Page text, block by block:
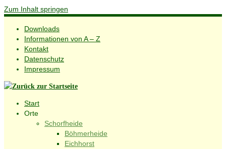
Zum Inhalt springen
Downloads
Informationen von A – Z
Kontakt
Datenschutz
Impressum
Start
Orte
Schorfheide
Böhmerheide
Eichhorst